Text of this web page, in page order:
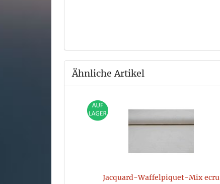
Ähnliche Artikel
Jacquard-Waffelpiquet-Mix ecru